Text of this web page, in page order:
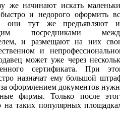
же начинают искать
и недорого оформить
они тут же предъявляют
посредниками
и размещают на них
и
может уже через
сертификата. При
назначат ему большой
оформлением документов
фирмы. Только после
таких популярных